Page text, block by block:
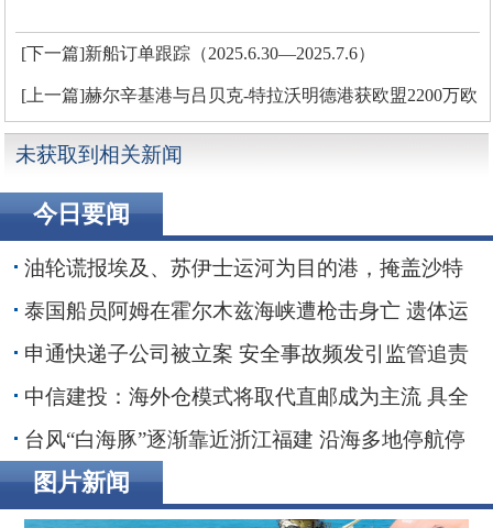
[下一篇]新船订单跟踪（2025.6.30—2025.7.6）
[上一篇]赫尔辛基港与吕贝克-特拉沃明德港获欧盟2200万欧
元资金支持
未获取到相关新闻
今日要闻
油轮谎报埃及、苏伊士运河为目的港，掩盖沙特
红海装货行动
泰国船员阿姆在霍尔木兹海峡遭枪击身亡 遗体运
抵家乡
申通快递子公司被立案 安全事故频发引监管追责
30亿融资搁浅数智化转型承压
中信建投：海外仓模式将取代直邮成为主流 具全
链条能力端到端整合者将最终胜出
台风“白海豚”逐渐靠近浙江福建 沿海多地停航停
工应对防范
图片新闻